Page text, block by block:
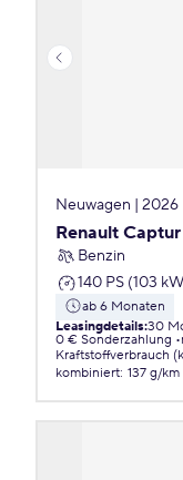
Neuwagen | 2026
Renault Captur
Benzin
140 PS (103
ab 6 Monaten
Leasingdetails:30
0 € Sonderzahlung
Kraftstoffverbrauch
kombiniert: 137 g/km